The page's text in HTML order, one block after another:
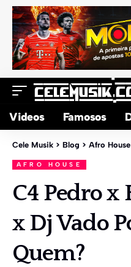
Videos Famosos
Cele Musik > Blog > Afro House
AFRO HOUSE
C4 Pedro x
x Dj Vado
Quem?